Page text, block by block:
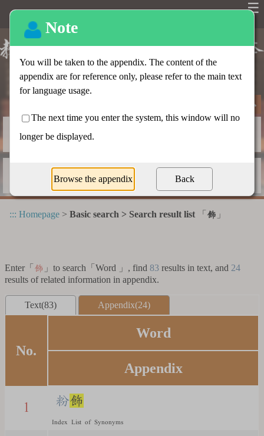
☰
Basic search
Radical index Dictionary appendix
::: Homepage > Basic search > Search result list 「 飾 」
Enter「 飾 」to search「Word 」, find 83 results in text, and 24
results of related information in appendix.
Text(83) Appendix(24)
No.
Word
Appendix
1 粉飾
Index List of Synonyms